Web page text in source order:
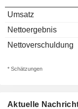
Aktuelle
Umsatz
Nettoergebnis
Nettoverschuldung
* Schätzungen